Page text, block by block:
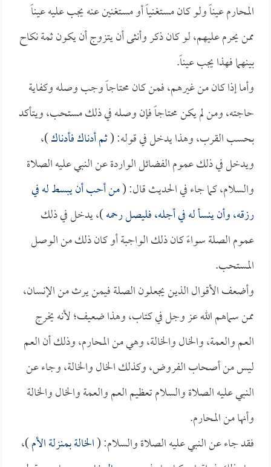
المحارم عيناً ولو كان مستغنياً أو مستغنين عنه يجب عليه عيناً
ممن يحرم عليهم، لو كان ذكر وأنثى أن يتزوج أن يكون ثمة نكاح
بينهما فهذا يجب عيناً.
وأما إذا كان من غيرهم، فمن كان محتاجاً وجب وصله وكفاية
حاجته، ومن لم يكن محتاجاً فإن وصله في ذلك مستحب، ويتأكد
بحسب القرب، وهذا يدخل في قوله: (ثم أدناك فأدناك)،
ويدخل في ذلك عموم الفضائل الواردة عن النبي عليه الصلاة
والسلام، كما جاء في الحديث قال: (من أحب أن يبسط له في
رزقه، وأن ينسأ له في أجله، فليصل رحمه)، يدخل في ذلك
عموم الصلة سواءً كان ذلك الواجبة أو كان ذلك من الوصل
المستحب.
وأضعف الأقوال الذين يجعلون الصلة فيمن يرث من الإنسان،
ممن سماهم الله عز وجل في كتاب، وهذا ضعيف؛ لأنه يخرج
العم والعمة، والخال والخالة، وهي من المحارم، وذلك أن العم
ليس من أصحاب الفروض، وكذلك الخال والخالة، وجاء عن
النبي عليه الصلاة والسلام تعظيم العم والعمة والخال والخالة
وأنها من المحارم.
فقد جاء عن النبي عليه الصلاة والسلام: (الخالة بمنزلة الأم)،